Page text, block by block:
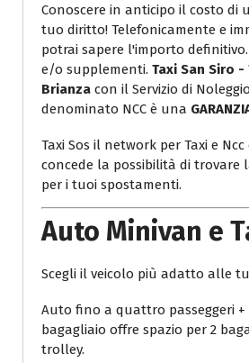
Conoscere in anticipo il costo di
tuo diritto! Telefonicamente e
potrai sapere l'importo
e/o supplementi. Taxi San Siro -
Brianza con il Servizio di
denominato NCC è una
Taxi Sos il network per Taxi e
concede la possibilità di trovare
per i tuoi spostamenti.
Auto Minivan e
Scegli il veicolo più adatto alle
Auto fino a quattro passeggeri
bagagliaio offre spazio per 2
trolley.